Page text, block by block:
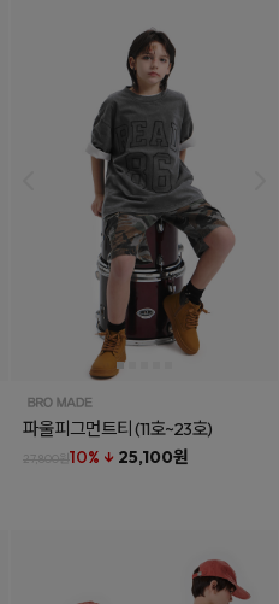
파울피그먼트티(11호~23호)
27,800원10% ↓ 25,100원